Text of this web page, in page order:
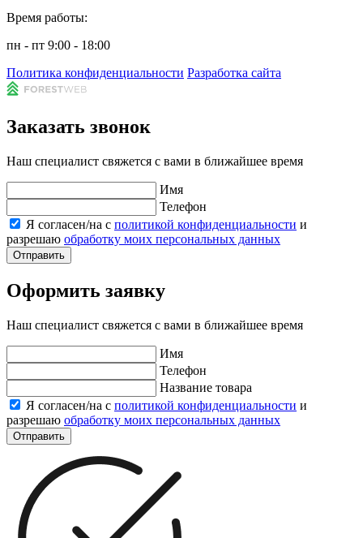
Время работы:
пн - пт 9:00 - 18:00
Политика конфиденциальности Разработка сайта
Заказать звонок
Наш специалист свяжется с вами в ближайшее время
Имя
Телефон
Я согласен/на с политикой конфиденциальности и
разрешаю обработку моих персональных данных
Отправить
Оформить заявку
Наш специалист свяжется с вами в ближайшее время
Имя
Телефон
Название товара
Я согласен/на с политикой конфиденциальности и
разрешаю обработку моих персональных данных
Отправить